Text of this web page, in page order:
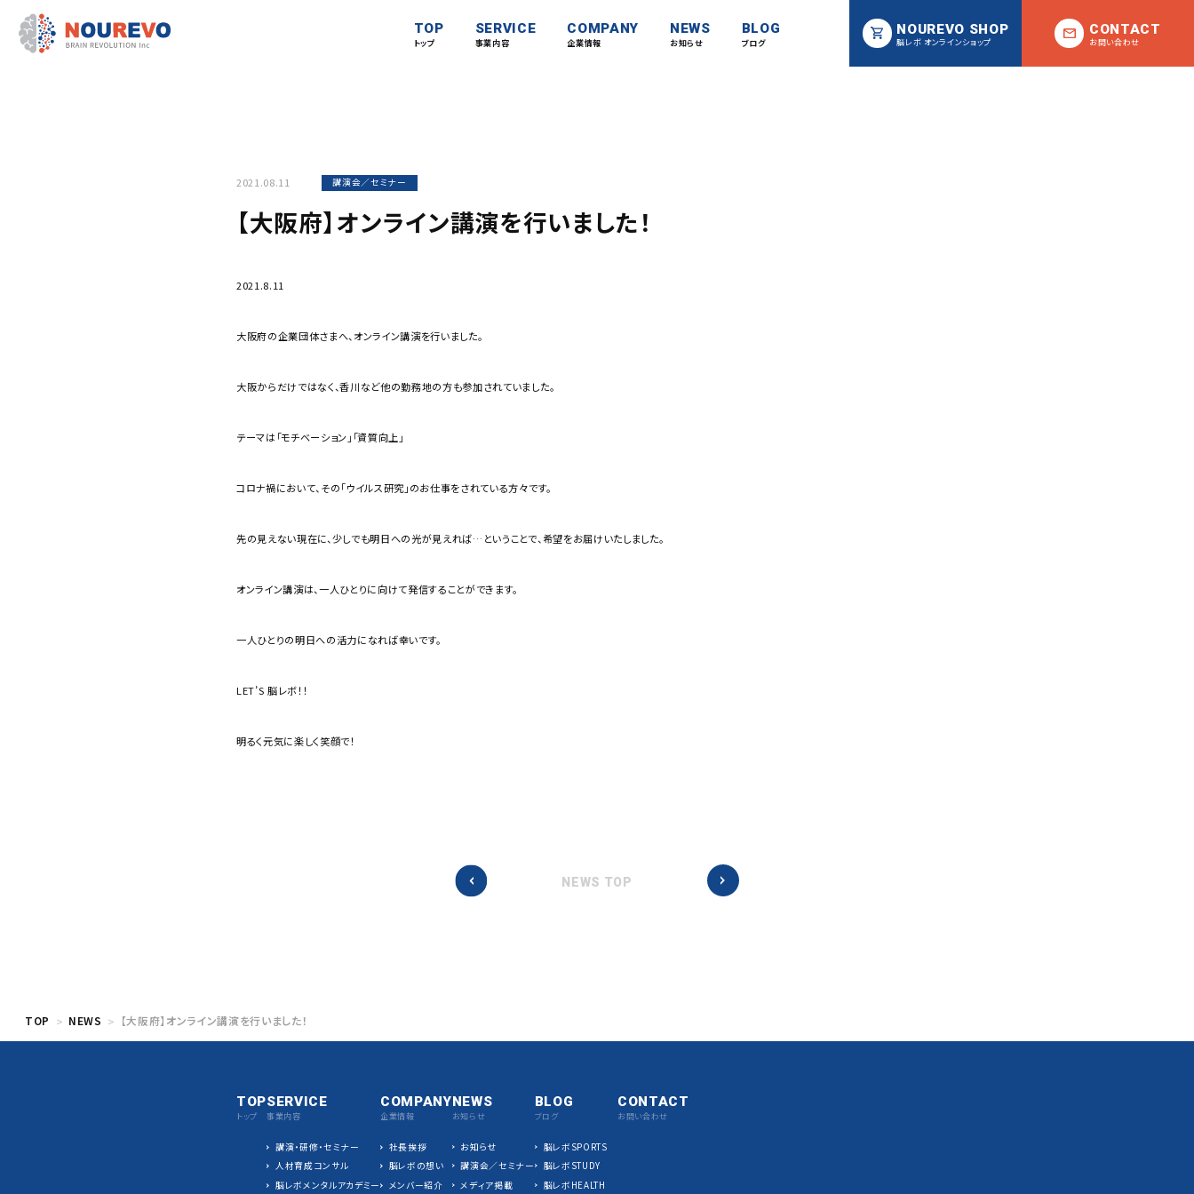
TOP
トップ
SERVICE
事業内容
COMPANY
企業情報
NEWS
お知らせ
BLOG
ブログ
NOUREVO SHOP
脳レボ オンラインショップ
CONTACT
お問い合わせ
2021.08.11 講演会／セミナー
【大阪府】オンライン講演を行いました！
2021.8.11
大阪府の企業団体さまへ、オンライン講演を行いました。
大阪からだけではなく、香川など他の勤務地の方も参加されていました。
テーマは「モチベーション」「資質向上」
コロナ禍において、その「ウイルス研究」のお仕事をされている方々です。
先の見えない現在に、少しでも明日への光が見えれば…ということで、希望をお届けいたしました。
オンライン講演は、一人ひとりに向けて発信することができます。
一人ひとりの明日への活力になれば幸いです。
LET’S 脳レボ！！
明るく元気に楽しく笑顔で！
NEWS TOP
TOP NEWS 【大阪府】オンライン講演を行いました！
TOP
トップ
SERVICE
事業内容
講演・研修・セミナー
人材育成コンサル
脳レボメンタルアカデミー
COMPANY
企業情報
社長挨拶
脳レボの想い
メンバー紹介
NEWS
お知らせ
お知らせ
講演会／セミナー
メディア掲載
BLOG
ブログ
脳レボSPORTS
脳レボSTUDY
脳レボHEALTH
CONTACT
お問い合わせ